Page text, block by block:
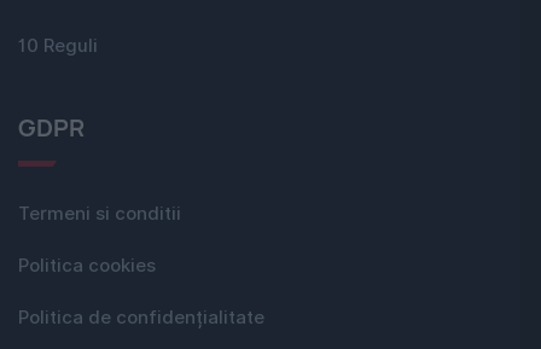
10 Reguli
GDPR
Termeni si conditii
Politica cookies
Politica de confidențialitate